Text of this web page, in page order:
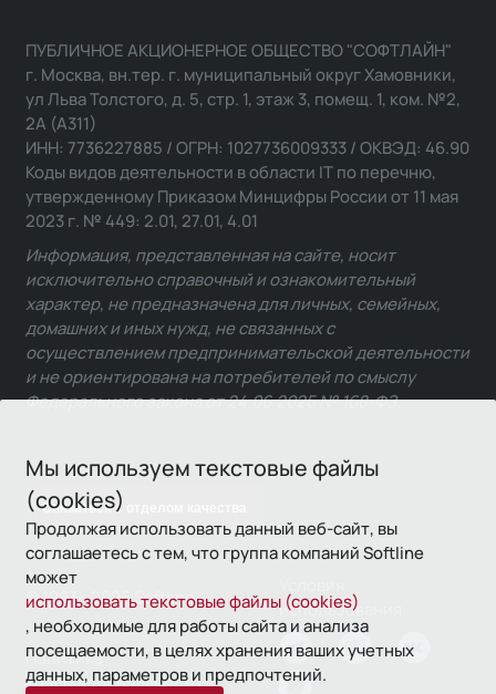
Мы используем текстовые файлы
(cookies)
Продолжая использовать данный веб-сайт, вы
соглашаетесь с тем, что группа компаний Softline
может
использовать текстовые файлы (cookies)
, необходимые для работы сайта и анализа
посещаемости, в целях хранения ваших учетных
данных, параметров и предпочтений.
Связаться с отделом качества
ПУБЛИЧНОЕ АКЦИОНЕРНОЕ ОБЩЕСТВО "СОФТЛАЙН"
г. Москва, вн.тер. г. муниципальный округ Хамовники,
ул Льва Толстого, д. 5, стр. 1, этаж 3, помещ. 1, ком. №2,
2А (А311)
ИНН: 7736227885 / ОГРН: 1027736009333 / ОКВЭД: 46.90
Коды видов деятельности в области IT по перечню,
утвержденному Приказом Минцифры России от 11 мая
2023 г. № 449: 2.01, 27.01, 4.01
Информация, представленная на сайте, носит
исключительно справочный и ознакомительный
характер, не предназначена для личных, семейных,
домашних и иных нужд, не связанных с
осуществлением предпринимательской деятельности
и не ориентирована на потребителей по смыслу
Федерального закона от 24.06.2025 № 168-ФЗ.
© 1993—2026 Softline
использования
Политика
конфиденциальности